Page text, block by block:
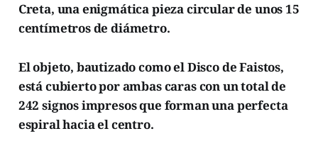
Creta, una enigmática pieza circular de unos 15
centímetros de diámetro.
El objeto, bautizado como el Disco de Faistos,
está cubierto por ambas caras con un total de
242 signos impresos que forman una perfecta
espiral hacia el centro.